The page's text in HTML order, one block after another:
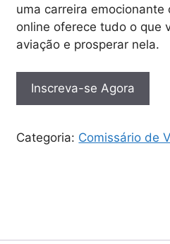
uma carreira
online oferece tudo o que
aviação e prosperar nela.
Inscreva-se Agora
Categoria: Comissário de